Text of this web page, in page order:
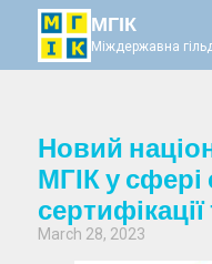
МГІК
Міждержавна
Новий
МГІК у сфері
сертифікації
March 28, 2023